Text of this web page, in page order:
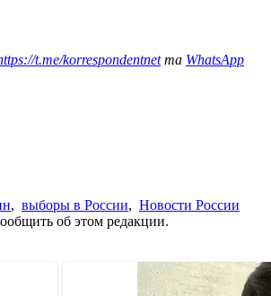
t.me/korrespondentnetта WhatsApp
, выборы в России, Новости России
об этом редакции.